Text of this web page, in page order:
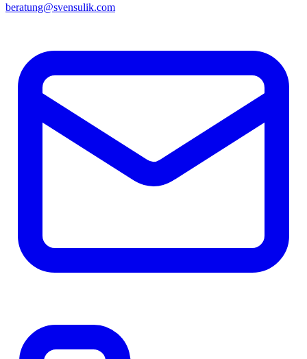
beratung@svensulik.com